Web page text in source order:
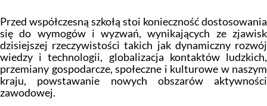
MAC
Dydaktyka
Aranżacje
przedszkolne
Aranżacje
Przed współczesną szkołą stoi konieczność dostosowania
się do wymogów i wyzwań, wynikających ze zjawisk
dzisiejszej rzeczywistości takich jak dynamiczny rozwój
wiedzy i technologii, globalizacja kontaktów ludzkich,
przemiany gospodarcze, społeczne i kulturowe w naszym
kraju, powstawanie nowych obszarów aktywności
zawodowej.